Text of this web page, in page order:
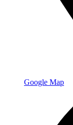
Google Map